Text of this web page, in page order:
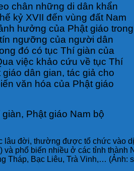
chân những di dân khẩn
kỷ XVII đến vùng đất Nam
hưởng của Phật giáo trong
ngưỡng của người dân
đó có tục Thí giàn của
việc khảo cứu về tục Thí
dân gian, tác giả cho
văn hóa của Phật giáo
Phật giáo Nam bộ
lâu đời, thường được tổ chức vào
và phổ biến nhiều ở các tỉnh thành
Tháp, Bạc Liêu, Trà Vinh,… (Ảnh: